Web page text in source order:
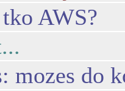
AWS?
mozes do